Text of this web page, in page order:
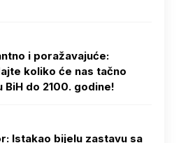
i poražavajuće:
koliko će nas tačno
BiH do 2100. godine!
Istakao bijelu zastavu sa